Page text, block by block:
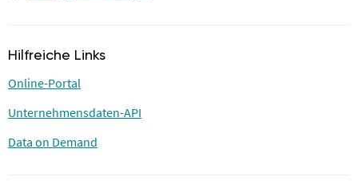
Hilfreiche Links
Online-Portal
Unternehmensdaten-API
Data on Demand